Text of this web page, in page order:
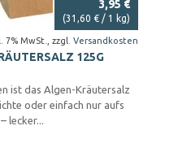
3,95 €
7% MwSt. zzgl. Versandkosten
(31,60 € / 1 kg)
125G
ist das Algen-Kräutersalz
oder einfach nur aufs
lecker...